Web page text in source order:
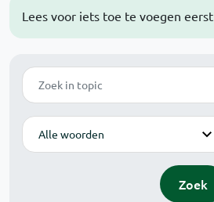
Lees voor iets toe te voegen eerst
Zoek
Modus
Zoek